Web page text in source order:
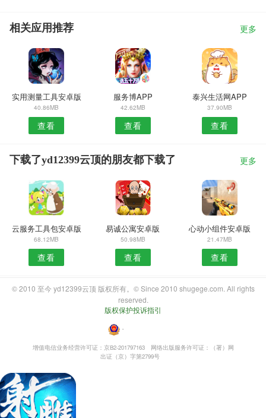
相关应用推荐 更多
实用测量工具安卓版
40.86MB
查看
服务博APP
42.62MB
查看
泰兴生活网APP
37.90MB
查看
下载了yd12399云顶的朋友都下载了 更多
云服务工具包安卓版
68.12MB
查看
易诚公寓安卓版
50.98MB
查看
心动小组件安卓版
21.47MB
查看
© 2010 至今 yd12399云顶 版权所有。© Since 2010 shugege.com. All rights
reserved.
版权保护投诉指引
・
增值电信业务经营许可证：京B2-201797163
网络出版服务许可证：（署）网
出证（京）字第2799号